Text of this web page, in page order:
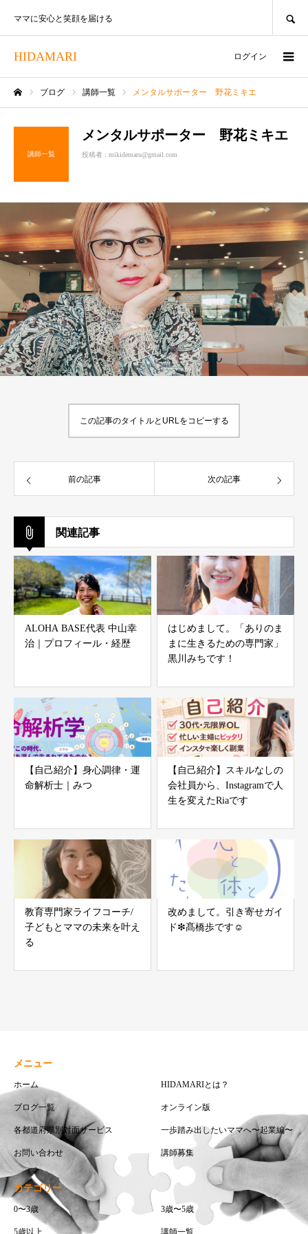
HIDAMARI
ママに安心と笑顔を届ける
ログイン
ブログ 講師一覧 メンタルサポーター 野花ミキエ
講師一覧
メンタルサポーター 野花ミキエ
投稿者 : mikidemaru@gmail.com
この記事のタイトルとURLをコピーする
前の記事 次の記事
関連記事
ALOHA BASE代表 中山幸
治｜プロフィール・経歴
はじめまして。「ありのま
まに生きるための専門家」
黒川みちです！
【自己紹介】身心調律・運
命解析士｜みつ
【自己紹介】スキルなしの
会社員から、Instagramで人
生を変えたRiaです
教育専門家ライフコーチ/
子どもとママの未来を叶え
る
改めまして。引き寄せガイ
ド❇︎髙橋歩です☺︎
メニュー
ホーム HIDAMARIとは？
ブログ一覧 オンライン版
各都道府県別対面サービス 一歩踏み出したいママへ〜起業編〜
お問い合わせ 講師募集
カテゴリー
0〜3歳 3歳〜5歳
5歳以上 講師一覧